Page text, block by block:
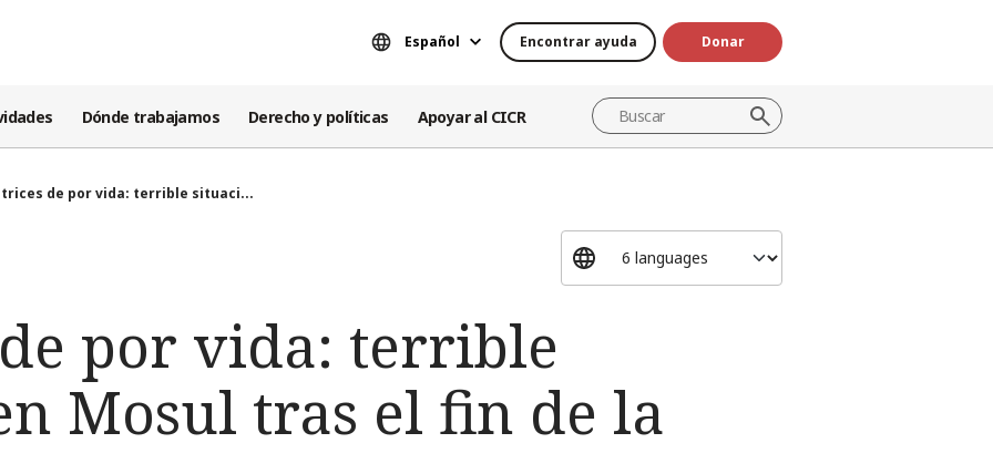
Español Encontrar ayuda Donar
Dónde trabajamos Derecho y políticas Apoyar al CICR
de por vida: terrible situaci...
por vida: terrible
Mosul tras el fin de la